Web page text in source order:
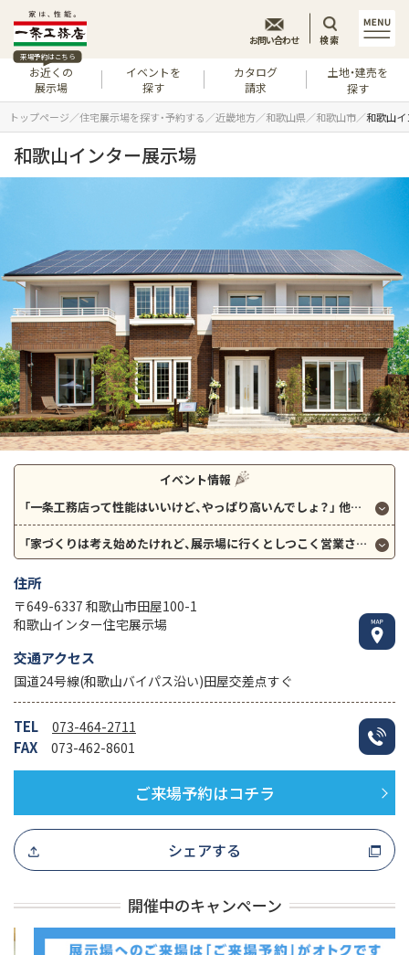
来場予約はこちら
お近くの
展示場
イベントを
探す
カタログ
請求
土地・建売を
探す
お問い合わせ 検索
トップページ 住宅展示場を探す・予約する 近畿地方 和歌山県 和歌山市 和歌山
和歌山インター展示場
住所
〒649-6337 和歌山市田屋100-1
和歌山インター住宅展示場
交通アクセス
国道24号線(和歌山バイパス沿い)田屋交差点すぐ
TEL 073-464-2711
FAX 073-462-8601
ご来場予約はコチラ
シェアする
イベント情報
「一条工務店って性能はいいけど、やっぱり高いんでしょ？」 他社を回られて、そんな風に思っていませんか？
「家づくりは考え始めたけれど、展示場に行くとしつこく営業されそうで不安…」
開催中のキャンペーン